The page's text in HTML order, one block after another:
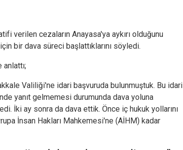
verilen cezaların Anayasa'ya aykırı olduğunu
bir dava süreci başlattıklarını söyledi.
anlattı;
Valiliği'ne idari başvuruda bulunmuştuk. Bu idari
yanıt gelmemesi durumunda dava yoluna
İki ay sonra da dava ettik. Önce iç hukuk yollarını
İnsan Hakları Mahkemesi'ne (AİHM) kadar